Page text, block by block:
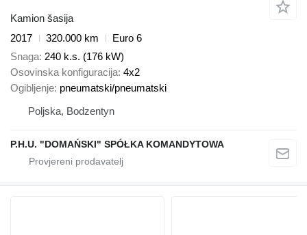
Kamion šasija
2017
320.000 km
Euro 6
Snaga 240 k.s. (176 kW)
Osovinska konfiguracija 4x2
Ogibljenje pneumatski/pneumatski
Poljska, Bodzentyn
P.H.U. "DOMAŃSKI" SPÓŁKA KOMANDYTOWA